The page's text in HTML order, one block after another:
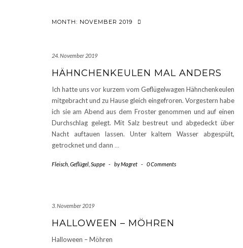
MONTH: NOVEMBER 2019
24. November 2019
HÄHNCHENKEULEN MAL ANDERS
Ich hatte uns vor kurzem vom Geflügelwagen Hähnchenkeulen
mitgebracht und zu Hause gleich eingefroren. Vorgestern habe
ich sie am Abend aus dem Froster genommen und auf einen
Durchschlag gelegt. Mit Salz bestreut und abgedeckt über
Nacht auftauen lassen. Unter kaltem Wasser abgespült,
getrocknet und dann …
Fleisch Geflügel Suppe - byMagret - 0 Comments
3. November 2019
HALLOWEEN – MÖHREN
Halloween – Möhren